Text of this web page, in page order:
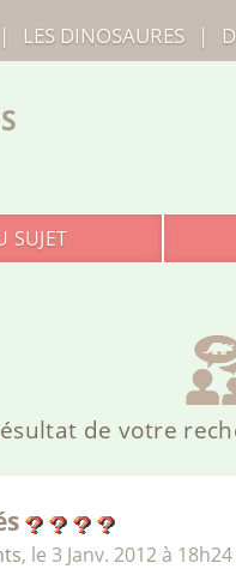
SUJET
de votre
, le 3 Janv. 2012à 18h24
| LES DINOSAURES |